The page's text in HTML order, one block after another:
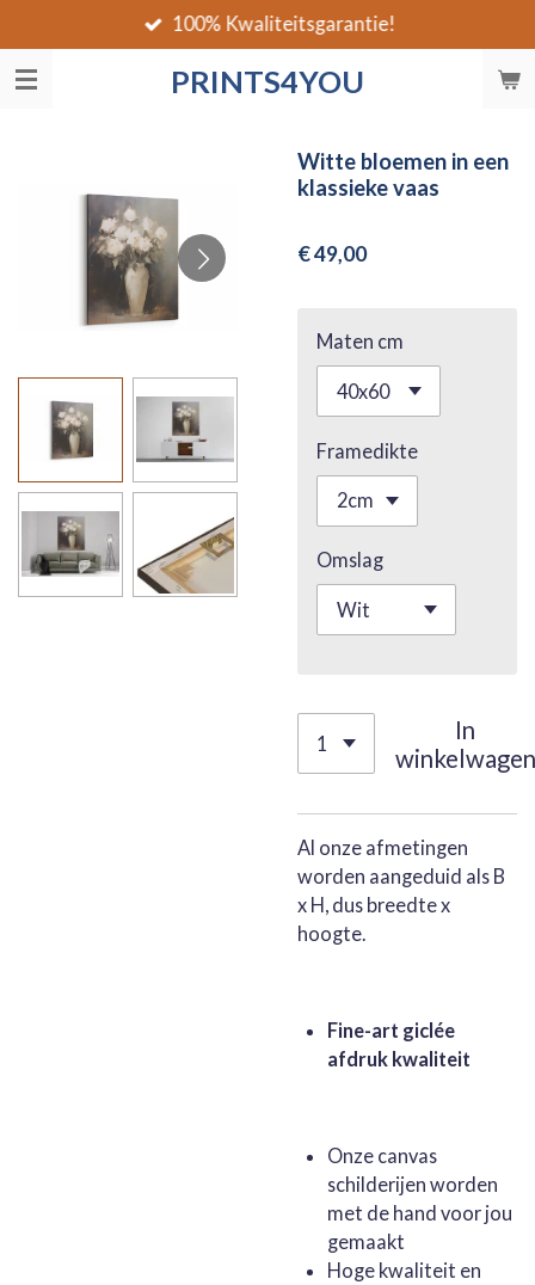
direct
naar
PRINTS4YOU
100% Kwaliteitsgarantie!
Witte bloemen in een
klassieke vaas
€ 49,00
Maten cm
Framedikte
Omslag
In
winkelwagen
Al onze afmetingen
worden aangeduid als B
x H, dus breedte x
hoogte.
Fine-art giclée
afdruk kwaliteit
Onze canvas
schilderijen worden
met de hand voor jou
gemaakt
Hoge kwaliteit en